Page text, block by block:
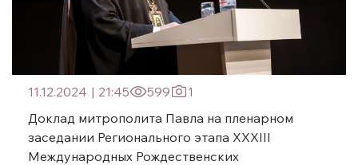
11.12.2024 | 21:45 599
1
Доклад митрополита Павла на пленарном
заседании Регионального этапа XXXIII
Международных Рождественских